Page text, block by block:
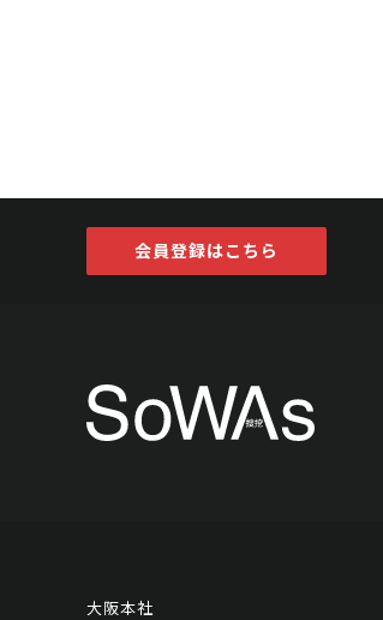
会員登録はこちら
大阪本社